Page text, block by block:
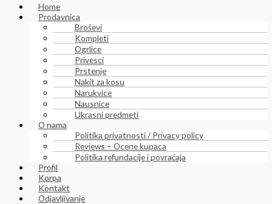
Home
Prodavnica
Broševi
Kompleti
Ogrlice
Privesci
Prstenje
Nakit za kosu
Narukvice
Nausnice
Ukrasni predmeti
O nama
Politika privatnosti / Privacy policy
Reviews – Ocene kupaca
Politika refundacije i povraćaja
Profil
Korpa
Kontakt
Odjavljivanje